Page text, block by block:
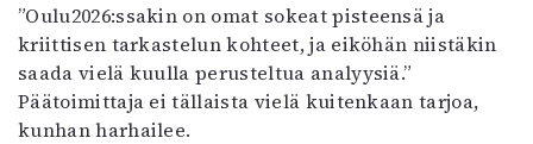
”Oulu2026:ssakin on omat sokeat pisteensä ja
kriittisen tarkastelun kohteet, ja eiköhän niistäkin
saada vielä kuulla perusteltua analyysiä.”
Päätoimittaja ei tällaista vielä kuitenkaan tarjoa,
kunhan harhailee.